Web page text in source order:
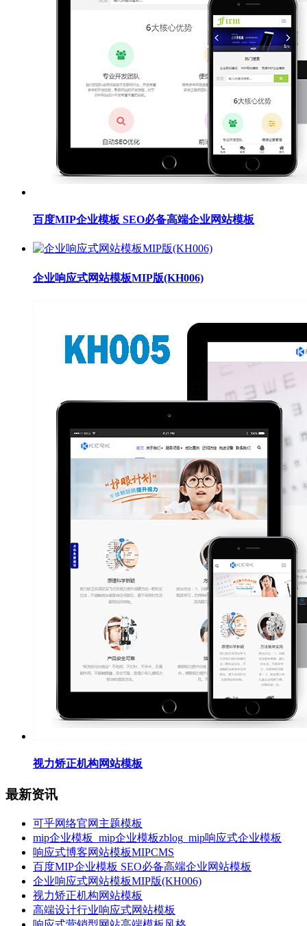
百度MIP企业模板 SEO必备高端企业网站模板
企业响应式网站模板MIP版(KH006)
视力矫正机构网站模板
最新资讯
可乎网络官网主题模板
mip企业模板_mip企业模板zblog_mip响应式企业模板
响应式博客网站模板MIPCMS
百度MIP企业模板 SEO必备高端企业网站模板
企业响应式网站模板MIP版(KH006)
视力矫正机构网站模板
高端设计行业响应式网站模板